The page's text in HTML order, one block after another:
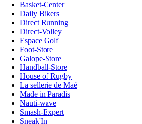
Basket-Center
Daily Bikers
Direct Running
Direct-Volley
Espace Golf
Foot-Store
Galope-Store
Handball-Store
House of Rugby
La sellerie de Maé
Made in Paradis
Nauti-wave
Smash-Expert
Sneak'In